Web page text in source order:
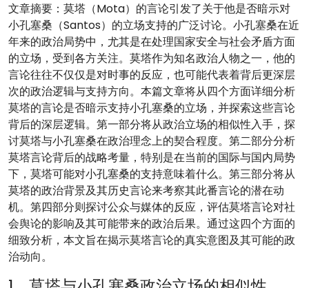
文章摘要：莫塔（Mota）的言论引发了关于他是否暗示对
小孔塞桑（Santos）的立场支持的广泛讨论。小孔塞桑在近
年来的政治局势中，尤其是在处理国家安全与社会矛盾方面
的立场，受到各方关注。莫塔作为知名政治人物之一，他的
言论往往不仅仅是对时事的反应，也可能代表着背后更深层
次的政治逻辑与支持方向。本篇文章将从四个方面详细分析
莫塔的言论是否暗示支持小孔塞桑的立场，并探索这些言论
背后的深层逻辑。第一部分将从政治立场的相似性入手，探
讨莫塔与小孔塞桑在政治理念上的契合程度。第二部分分析
莫塔言论背后的战略考量，特别是在当前的国际与国内局势
下，莫塔可能对小孔塞桑的支持意味着什么。第三部分将从
莫塔的政治背景及其历史言论来考察其此番言论的潜在动
机。第四部分则探讨公众与媒体的反应，评估莫塔言论对社
会舆论的影响及其可能带来的政治后果。通过这四个方面的
细致分析，本文旨在揭示莫塔言论的真实意图及其可能的政
治动向。